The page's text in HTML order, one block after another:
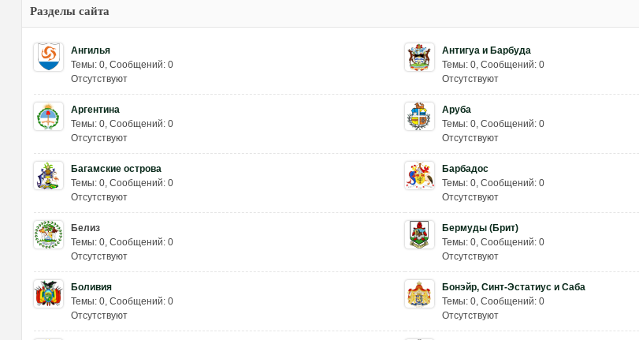
Разделы сайта
Ангилья
Темы: 0, Сообщений: 0
Отсутствуют
Антигуа и Барбуда
Темы: 0, Сообщений: 0
Отсутствуют
Аргентина
Темы: 0, Сообщений: 0
Отсутствуют
Аруба
Темы: 0, Сообщений: 0
Отсутствуют
Багамские острова
Темы: 0, Сообщений: 0
Отсутствуют
Барбадос
Темы: 0, Сообщений: 0
Отсутствуют
Белиз
Темы: 0, Сообщений: 0
Отсутствуют
Бермуды (Брит)
Темы: 0, Сообщений: 0
Отсутствуют
Боливия
Темы: 0, Сообщений: 0
Отсутствуют
Бонэйр, Синт-Эстатиус и Саба
Темы: 0, Сообщений: 0
Отсутствуют